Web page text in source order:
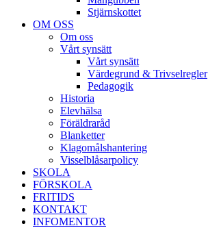
Stjärnskottet
OM OSS
Om oss
Vårt synsätt
Vårt synsätt
Värdegrund & Trivselregler
Pedagogik
Historia
Elevhälsa
Föräldraråd
Blanketter
Klagomålshantering
Visselblåsarpolicy
SKOLA
FÖRSKOLA
FRITIDS
KONTAKT
INFOMENTOR